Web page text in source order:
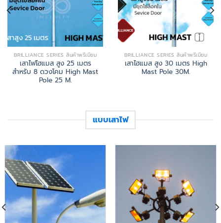
BRILLIANCE SERIES สินค้าพรีเมี่ยม
เสาไฟไฮแมส สูง 25 เมตร
สำหรับ 8 ดวงโคม High Mast
Pole 25 M.
BRILLIANCE SERIES สินค้าพรีเมี่ยม
เสาไฮแมส สูง 30 เมตร High
Mast Pole 30M.
แบบเสาไฟ